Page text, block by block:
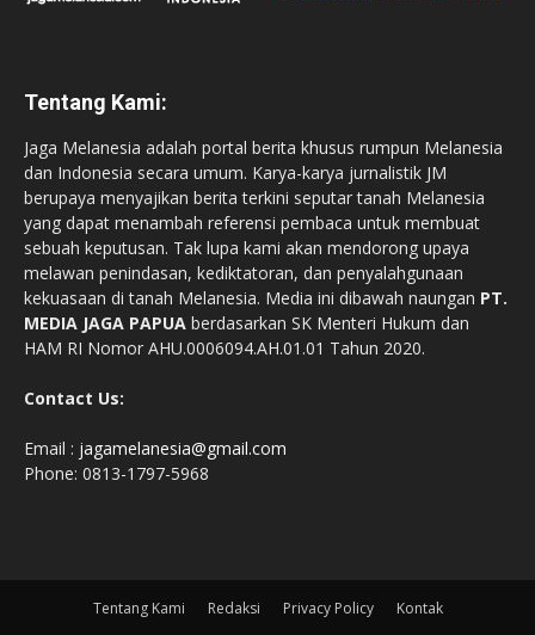
Tentang Kami:
Jaga Melanesia adalah portal berita khusus rumpun Melanesia
dan Indonesia secara umum. Karya-karya jurnalistik JM
berupaya menyajikan berita terkini seputar tanah Melanesia
yang dapat menambah referensi pembaca untuk membuat
sebuah keputusan. Tak lupa kami akan mendorong upaya
melawan penindasan, kediktatoran, dan penyalahgunaan
kekuasaan di tanah Melanesia. Media ini dibawah naungan PT.
MEDIA JAGA PAPUA berdasarkan SK Menteri Hukum dan
HAM RI Nomor AHU.0006094.AH.01.01 Tahun 2020.
Contact Us:
Email : jagamelanesia@gmail.com
Phone: 0813-1797-5968
Tentang Kami Redaksi Privacy Policy Kontak